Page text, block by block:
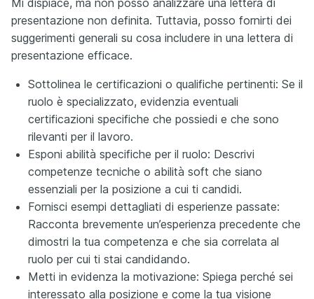
Mi dispiace, ma non posso analizzare una lettera di
presentazione non definita. Tuttavia, posso fornirti dei
suggerimenti generali su cosa includere in una lettera di
presentazione efficace.
Sottolinea le certificazioni o qualifiche pertinenti: Se il
ruolo è specializzato, evidenzia eventuali
certificazioni specifiche che possiedi e che sono
rilevanti per il lavoro.
Esponi abilità specifiche per il ruolo: Descrivi
competenze tecniche o abilità soft che siano
essenziali per la posizione a cui ti candidi.
Fornisci esempi dettagliati di esperienze passate:
Racconta brevemente un’esperienza precedente che
dimostri la tua competenza e che sia correlata al
ruolo per cui ti stai candidando.
Metti in evidenza la motivazione: Spiega perché sei
interessato alla posizione e come la tua visione